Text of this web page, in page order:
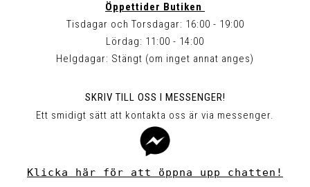
Öppettider Butiken
Tisdagar och Torsdagar: 16:00 - 19:00
Lördag: 11:00 - 14:00
Helgdagar: Stängt (om inget annat anges)
SKRIV TILL OSS I MESSENGER!
Ett smidigt sätt att kontakta oss är via messenger.
Klicka här för att öppna upp chatten!